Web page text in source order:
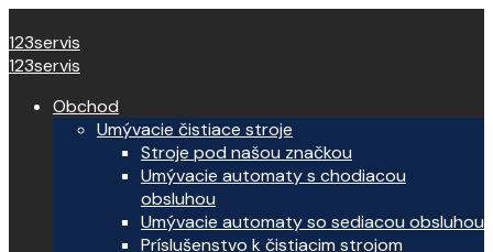
123servis
123servis
Obchod
Umývacie čistiace stroje
Stroje pod našou značkou
Umývacie automaty s chodiacou
obsluhou
Umývacie automaty so sediacou obsluhou
Príslušenstvo k čistiacim strojom